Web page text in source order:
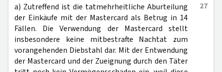
27
a) Zutreffend ist die tatmehrheitliche Aburteilung
der Einkäufe mit der Mastercard als Betrug in 14
Fällen. Die Verwendung der Mastercard stellt
insbesondere keine mitbestrafte Nachtat zum
vorangehenden Diebstahl dar. Mit der Entwendung
der Mastercard und der Zueignung durch den Täter